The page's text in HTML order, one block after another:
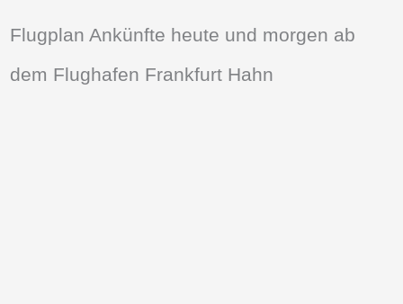
Flugplan Ankünfte heute und morgen ab
dem Flughafen Frankfurt Hahn